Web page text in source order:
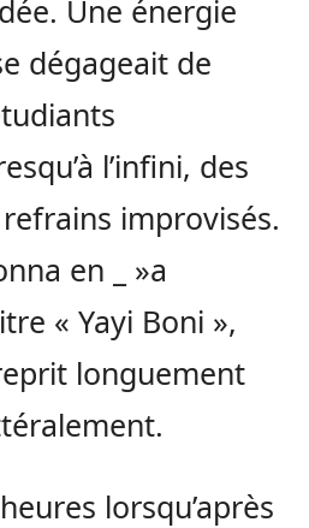
Une énergie
dégageait de
l’infini, des
improvisés.
en _ »a
« Yayi Boni »,
longuement
lorsqu’après